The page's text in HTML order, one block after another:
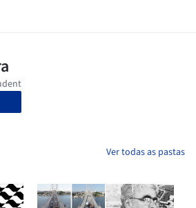
Ver todas as pastas